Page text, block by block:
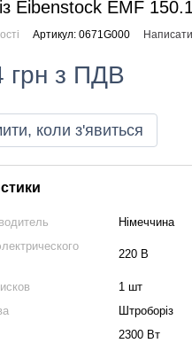
Eibenstock EMF 150.1
Артикул: 0671G000 Написати
грн з ПДВ
коли з'явиться
Німеччина
220 В
1 шт
Штроборіз
2300 Вт